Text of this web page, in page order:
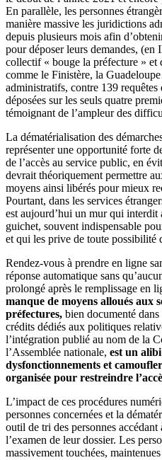
En parallèle, les personnes
manière massive les juridictions
depuis plusieurs mois afin
pour déposer leurs demandes, (en
collectif « bouge la préfecture » et
comme le Finistère, la
administratifs, contre 139 requêtes
déposées sur les seuls quatre
témoignant de l’ampleur des
La dématérialisation des
représenter une opportunité forte
de l’accès au service public, en
devrait théoriquement permettre
moyens ainsi libérés pour mieux
Pourtant, dans les services
est aujourd’hui un mur qui interdit
guichet, souvent indispensable
et qui les prive de toute possibilité
Rendez-vous à prendre en ligne
réponse automatique sans
prolongé après le remplissage en
manque de moyens alloués aux
préfectures, bien documenté dans
crédits dédiés aux politiques
l’intégration publié au nom de la
l’Assemblée nationale, est un
dysfonctionnements et
organisée pour restreindre
L’impact de ces procédures
personnes concernées et la
outil de tri des personnes
l’examen de leur dossier. Les
massivement touchées,